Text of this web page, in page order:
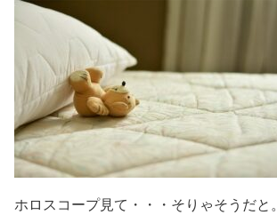
ホロスコープ見て・・・そりゃそうだと。